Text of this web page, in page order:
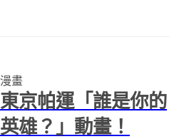
光，而是攜手《辛普森家庭》
（Th...
漫畫
東京帕運「誰是你的
英雄？」動畫！